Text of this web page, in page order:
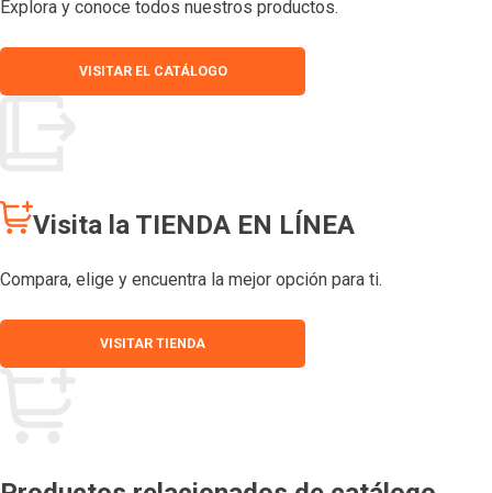
Explora y conoce todos nuestros productos.
VISITAR EL CATÁLOGO
Visita la TIENDA EN LÍNEA
Compara, elige y encuentra la mejor opción para ti.
VISITAR TIENDA